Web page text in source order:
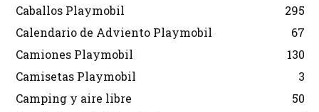
Caballos Playmobil
295
Calendario de Adviento Playmobil
67
Camiones Playmobil
130
Camisetas Playmobil
3
Camping y aire libre
50